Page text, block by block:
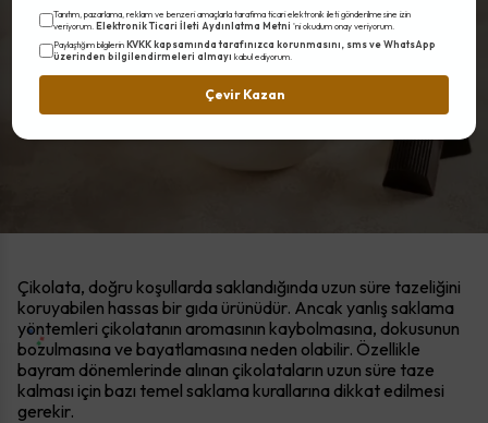
Ne Yapmalı?
Çikolata, doğru koşullarda saklandığında uzun süre tazeliğini
koruyabilen hassas bir gıda ürünüdür. Ancak yanlış saklama
yöntemleri çikolatanın aromasının kaybolmasına, dokusunun
bozulmasına ve bayatlamasına neden olabilir. Özellikle
bayram dönemlerinde alınan çikolataların uzun süre taze
kalması için bazı temel saklama kurallarına dikkat edilmesi
gerekir.
Tanıtım, pazarlama, reklam ve benzeri amaçlarla tarafıma ticari elektronik ileti gönderilmesine izin
veriyorum. Elektronik Ticari İleti Aydınlatma Metni 'ni okudum onay veriyorum.
Paylaştığım bilgilerin KVKK kapsamında tarafınızca korunmasını, sms ve WhatsApp
üzerinden bilgilendirmeleri almayı kabul ediyorum.
Çevir Kazan